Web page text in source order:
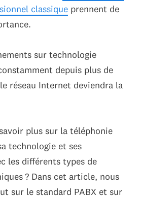
classique prennent de
sur technologie
depuis plus de
réseau Internet deviendra la
plus sur la téléphonie
technologie et ses
les différents types de
? Dans cet article, nous
sur le standard PABX et sur